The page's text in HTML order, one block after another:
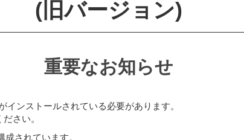
(旧バージョン)
重要なお知らせ
ンストールされている必要があります。
さい。
されています。